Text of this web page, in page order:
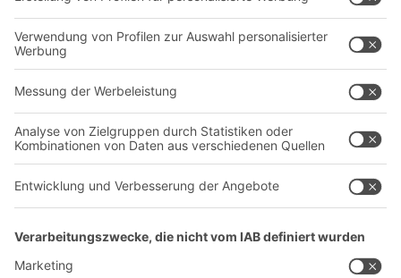
Unternehmen
Über uns
Produktionsstandorte
Karriere
Follow us
YOUR LIFE.